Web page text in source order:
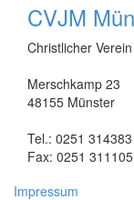
CVJM
Christlicher
Merschkamp 23
48155 Münster
Tel.: 0251 314383
Fax: 0251
Impressum